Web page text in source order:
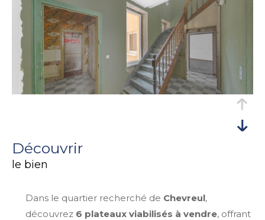
découvrir
le bien
Dans le quartier recherché de Chevreul,
découvrez 6 plateaux viabilisés à vendre, offrant